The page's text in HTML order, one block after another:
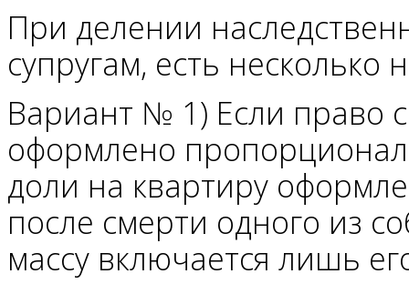
При делении
супругам, есть несколько
Вариант № 1) Если право
оформлено
доли на квартиру
после смерти одного из
массу включается лишь